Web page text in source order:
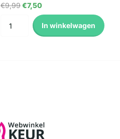
€9,99€7,50
In winkelwagen